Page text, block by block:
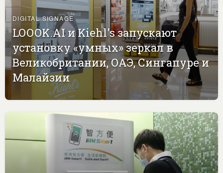
DIGITAL SIGNAGE
LOOOK.AI и Kiehl's запускают
установку «умных» зеркал в
Великобритании, ОАЭ, Сингапуре и
Малайзии